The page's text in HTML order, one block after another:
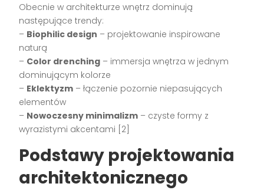
Obecnie w architekturze wnętrz dominują
następujące trendy:
– Biophilic design – projektowanie inspirowane
naturą
– Color drenching – immersja wnętrza w jednym
dominującym kolorze
– Eklektyzm – łączenie pozornie niepasujących
elementów
– Nowoczesny minimalizm – czyste formy z
wyrazistymi akcentami [2]
Podstawy projektowania
architektonicznego